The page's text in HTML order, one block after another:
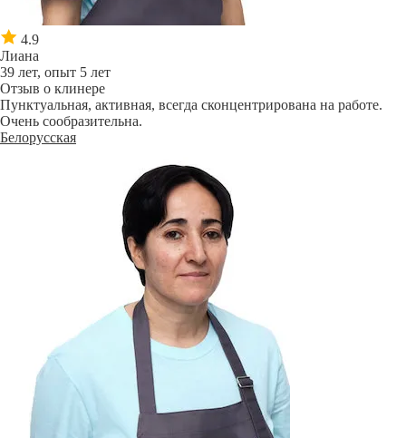
4.9
Лиана
39 лет, опыт 5 лет
Отзыв о клинере
Пунктуальная, активная, всегда сконцентрирована на работе.
Очень сообразительна.
Белорусская